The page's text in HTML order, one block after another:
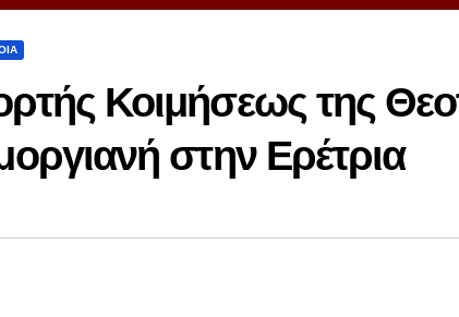
Κοιμήσεως της
στην Ερέτρια